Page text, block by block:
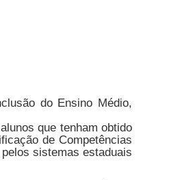
do Ensino Médio,
que tenham obtido
de Competências
sistemas estaduais